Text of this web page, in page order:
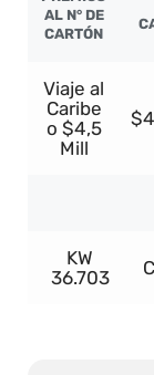
AL N° DE
CARTÓN
Viaje al
Caribe
o $4,5
Mill
KW
36.703